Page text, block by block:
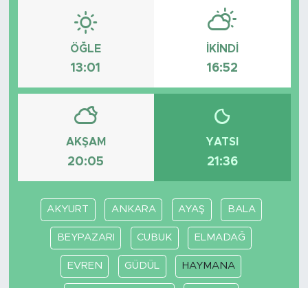
ÖĞLE
13:01
İKINDI
16:52
AKŞAM
20:05
YATSI
21:36
AKYURT ANKARA AYAŞ BALA
BEYPAZARI CUBUK ELMADAĞ
EVREN GÜDÜL HAYMANA